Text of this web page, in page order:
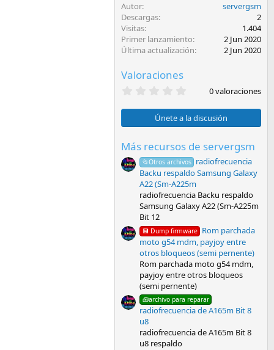
Autor
servergsm
Descargas
2
Visitas
1.404
Primer lanzamiento
2 Jun 2020
Última actualización
2 Jun 2020
Valoraciones
0
0
e
t
r
e
l
l
a
(
s
0 valoraciones
Únete a la discusión
Más recursos de servergsm
📂Otros archivos radiofrecuencia
Backu respaldo Samsung Galaxy
A22 (Sm-A225m
radiofrecuencia Backu respaldo
Samsung Galaxy A22 (Sm-A225m
Bit 12
💾 Dump firmware Rom parchada
moto g54 mdm, payjoy entre
otros bloqueos (semi pernente)
Rom parchada moto g54 mdm,
payjoy entre otros bloqueos
(semi pernente)
🧰archivo para reparar
radiofrecuencia de A165m Bit 8
u8
radiofrecuencia de A165m Bit 8
u8 respaldo